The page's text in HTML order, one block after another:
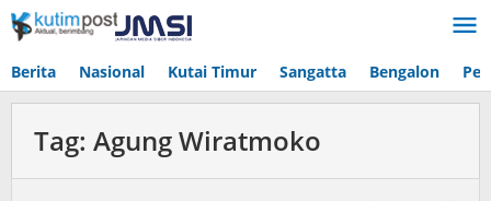
Lewati
ke
Berita Nasional Kutai Timur Sangatta Bengalon
Tag: Agung Wiratmoko